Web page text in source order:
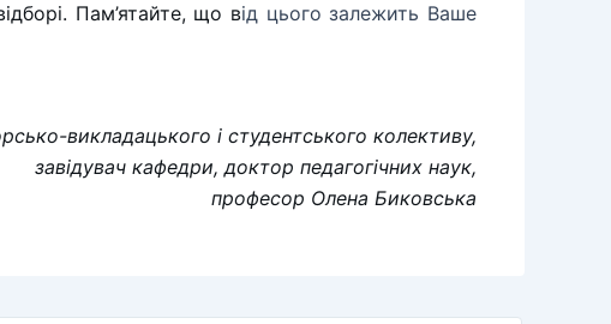
Пам’ятайте, що від цього залежить Ваше
викладацького і студентського колективу,
завідувач кафедри, доктор педагогічних наук,
професор Олена Биковська